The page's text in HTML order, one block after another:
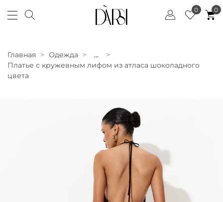
0 0
Главная Одежда
...
Платье с кружевным лифом из атласа шоколадного
цвета